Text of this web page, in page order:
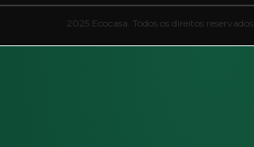
2025 Ecocasa. Todos os direitos reservados.